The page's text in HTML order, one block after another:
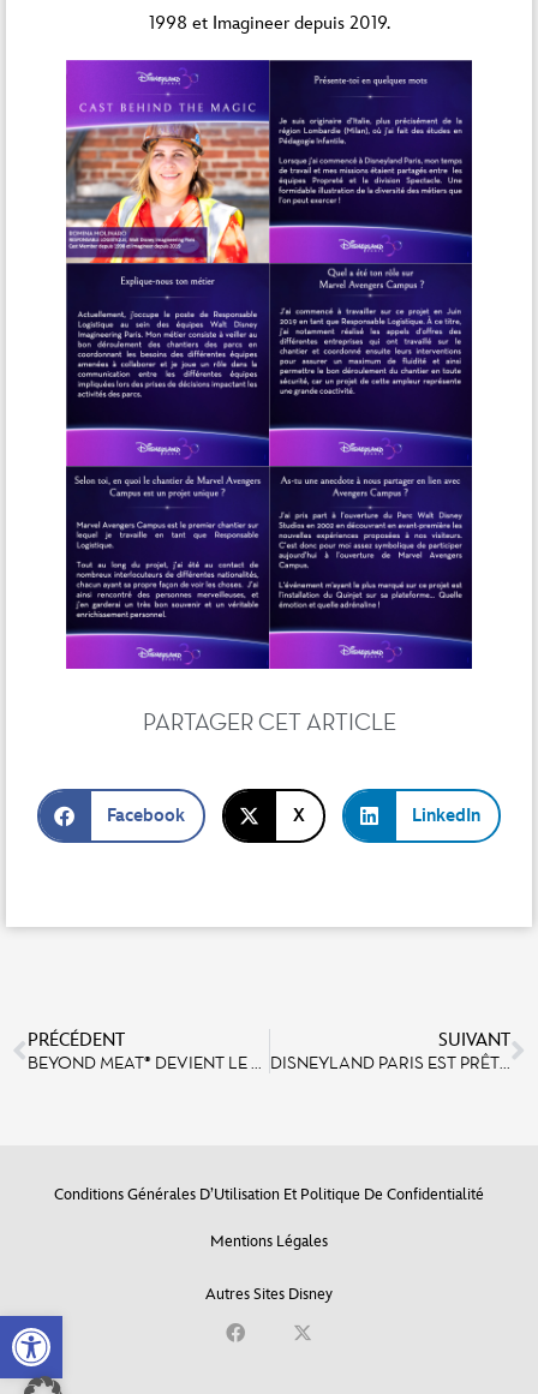
Open toolbar
1998 et Imagineer depuis 2019.
PARTAGER CET ARTICLE
Facebook X LinkedIn
PRÉCÉDENT
BEYOND MEAT® DEVIENT LE PARTENAIRE OFFICIEL DE DISNEYLAND PARIS
SUIVANT
DISNEYLAND PARIS EST PRÊT À DÉCOUVRIR, RECRUTER ET ENTRAÎNER LA PROCHAINE GÉNÉRATION DE SUPER HÉROS AU MARVEL AVENGERS CAMPUS À PARTIR DU 20 JUILLET !
Conditions Générales D’Utilisation Et Politique De Confidentialité
Mentions Légales
Autres Sites Disney